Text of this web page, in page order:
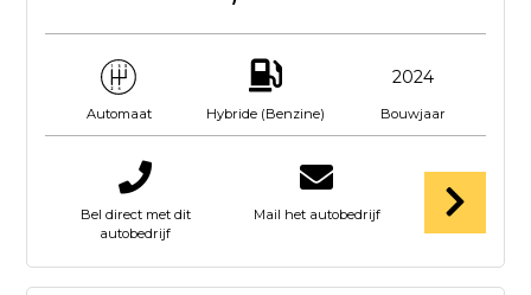
Automaat Hybride (Benzine)
2024
Bouwjaar
Bel direct met dit
autobedrijf
Mail het autobedrijf